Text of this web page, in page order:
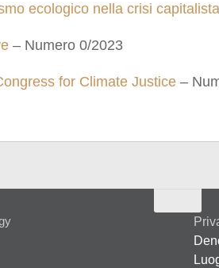
ecologico nella crisi capitalista
– Numero 0/2023
for Climate Justice –